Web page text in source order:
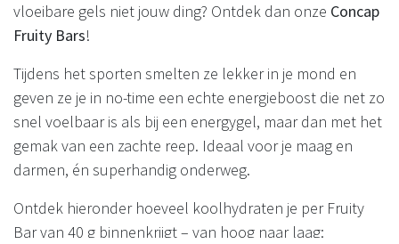
vloeibare gels niet jouw ding? Ontdek dan onze Concap
Fruity Bars!
Tijdens het sporten smelten ze lekker in je mond en
geven ze je in no-time een echte energieboost die net zo
snel voelbaar is als bij een energygel, maar dan met het
gemak van een zachte reep. Ideaal voor je maag en
darmen, én superhandig onderweg.
Ontdek hieronder hoeveel koolhydraten je per Fruity
Bar van 40 g binnenkrijgt – van hoog naar laag: